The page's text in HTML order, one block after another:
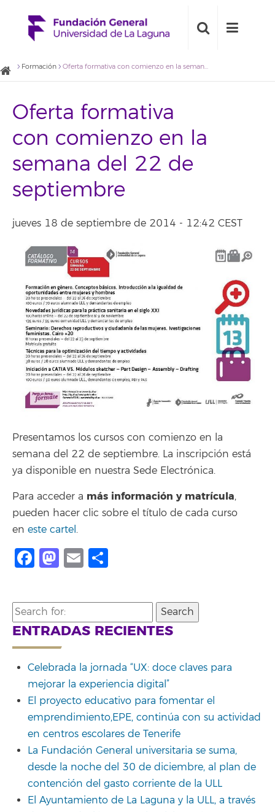
Formación Oferta formativa con comienzo en la semana del 22 de septiembre
Oferta formativa
con comienzo en la
semana del 22 de
septiembre
jueves 18 de septiembre de 2014 - 12:42 CEST
Presentamos los cursos con comienzo en la
semana del 22 de septiembre. La inscripción está
ya disponible en nuestra Sede Electrónica.
Para acceder a más información y matrícula,
pueden hacer clic sobre el título de cada curso
en este cartel .
Facebook
Mastodon
Email
Search
for:
ENTRADAS RECIENTES
Celebrada la jornada “UX: doce claves para
mejorar la experiencia digital”
El proyecto educativo para fomentar el
emprendimiento,EPE, continúa con su actividad
en centros escolares de Tenerife
La Fundación General universitaria se suma,
desde la noche del 30 de diciembre, al plan de
contención del gasto corriente de la ULL
El Ayuntamiento de La Laguna y la ULL, a través